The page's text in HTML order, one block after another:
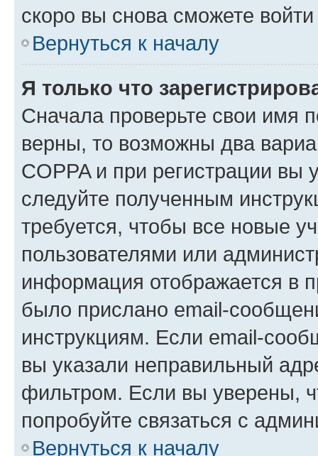
скоро вы снова сможете
Вернуться к началу
Я только что
Сначала проверьте свои имя
верны, то возможны два
COPPA и при регистрации вы
следуйте полученным
требуется, чтобы все новые
пользователями или
информация отображается в
было прислано email-
инструкциям. Если email-
вы указали неправильный
фильтром. Если вы уверены,
попробуйте связаться с
Вернуться к началу